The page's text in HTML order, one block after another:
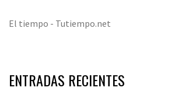
El tiempo - Tutiempo.net
ENTRADAS RECIENTES